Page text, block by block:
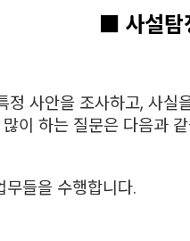
■ 사설탐
정 사안을 조사하고, 사
이 하는 질문은 다음과
들을 수행합니다.